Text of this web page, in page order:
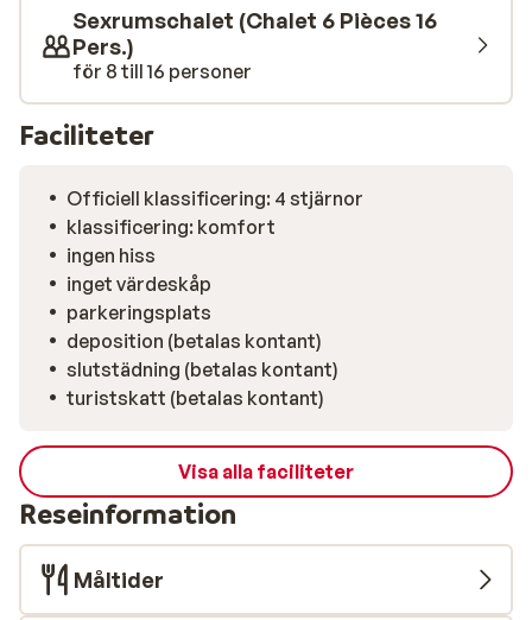
Kommer ett litet barn att följa med dig på semestern?
Här finns även en barnstol och barnsäng. Här kan ni få
kvalitetstid tillsammans och njuta av bra skidåkning
och den fantastiska utsikten över de omgivande
bergen.
Sexrumschalet (Chalet 6 Pièces 16
Pers.)
för 8 till 16 personer
Faciliteter
Officiell klassificering: 4 stjärnor
klassificering: komfort
ingen hiss
inget värdeskåp
parkeringsplats
deposition (betalas kontant)
slutstädning (betalas kontant)
turistskatt (betalas kontant)
Visa alla faciliteter
Reseinformation
Måltider